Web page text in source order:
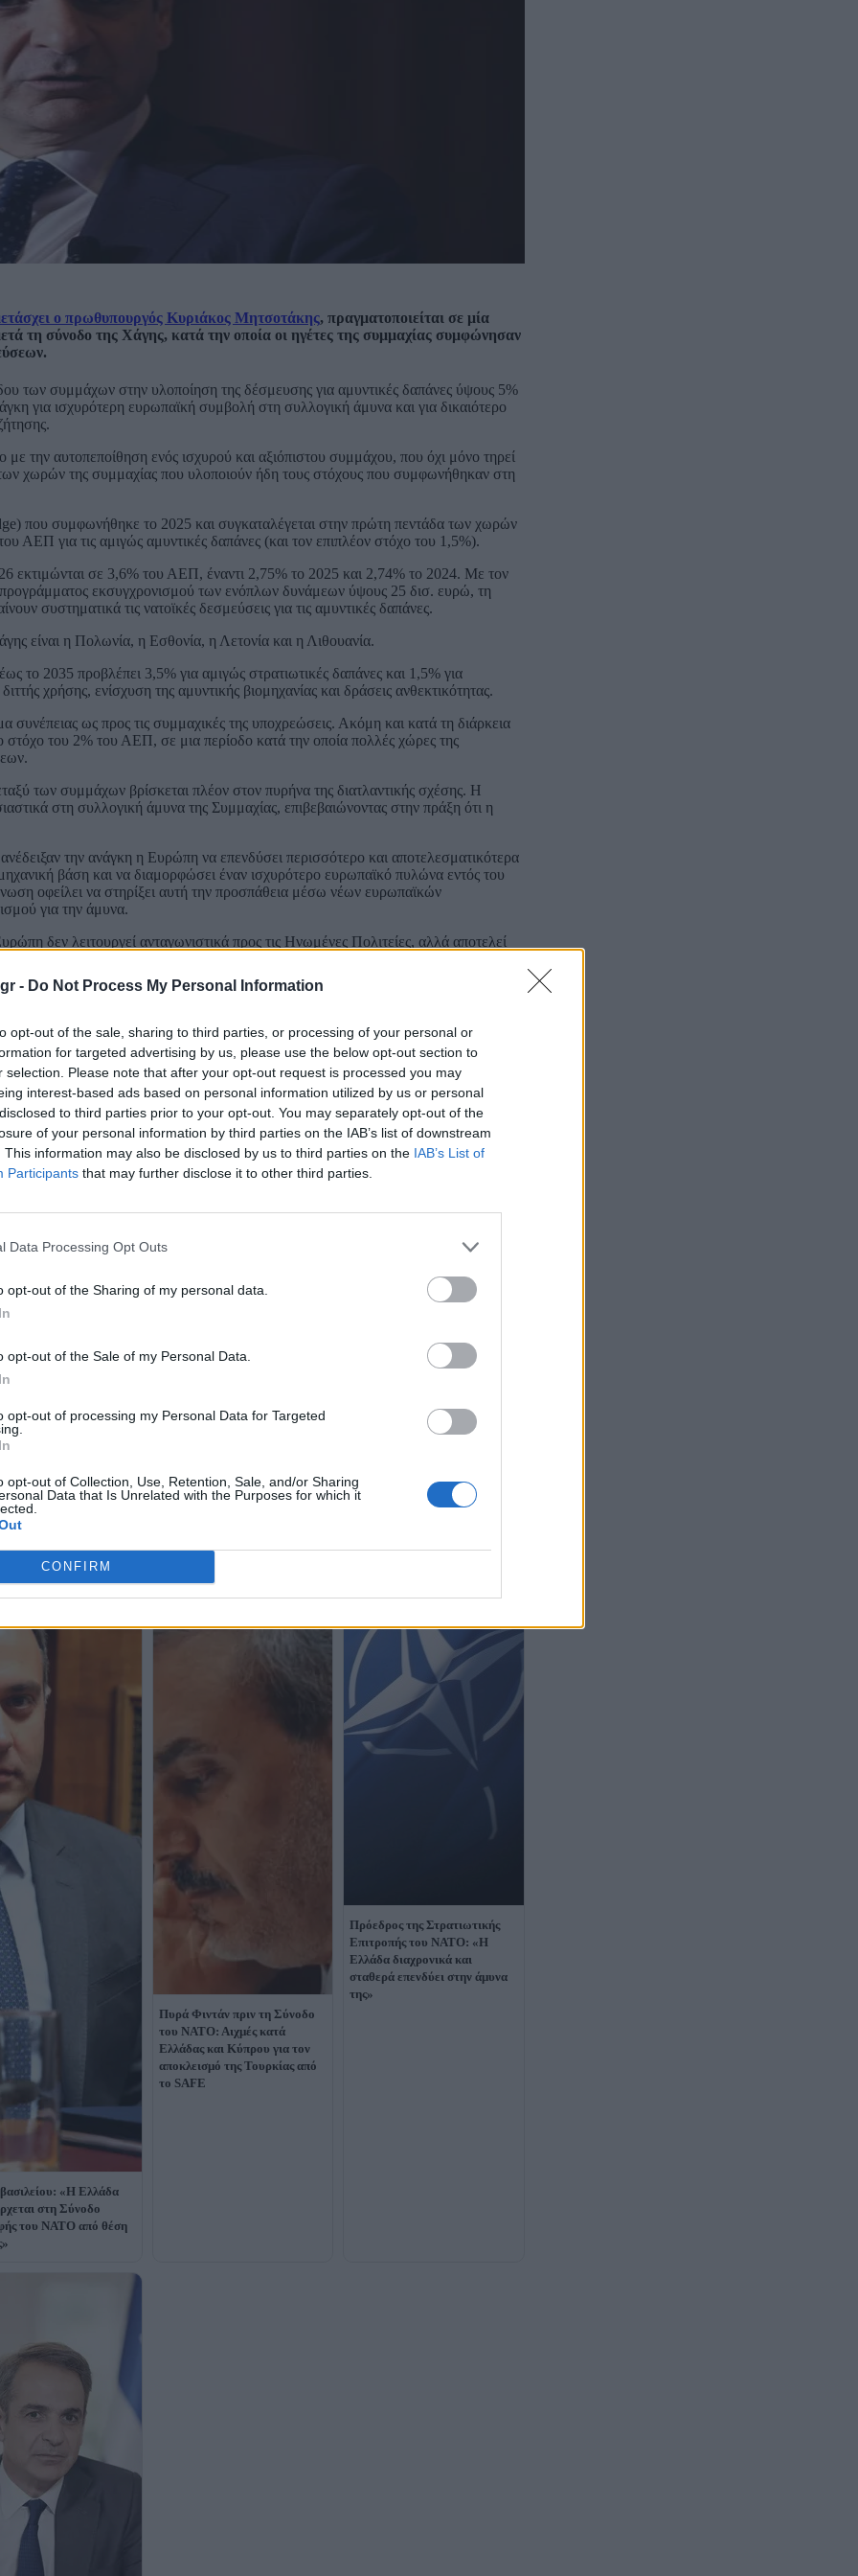
- Do Not Process My Personal Information
opt-out of the sale, sharing to third parties, or processing of your personal or
for targeted advertising by us, please use the below opt-out section to
selection. Please note that after your opt-out request is processed you may
interest-based ads based on personal information utilized by us or personal
to third parties prior to your opt-out. You may separately opt-out of the
of your personal information by third parties on the IAB’s list of downstream
This information may also be disclosed by us to third parties on the IAB’s List of
Participants that may further disclose it to other third parties.
Data Processing Opt Outs
opt-out of the Sharing of my personal data.
opt-out of the Sale of my Personal Data.
opt-out of processing my Personal Data for Targeted
opt-out of Collection, Use, Retention, Sale, and/or Sharing
Data that Is Unrelated with the Purposes for which it
CONFIRM
ο πρωθυπουργός Κυριάκος Μητσοτάκης, πραγματοποιείται σε μία
τη σύνοδο της Χάγης, κατά την οποία οι ηγέτες της συμμαχίας συμφώνησαν
των συμμάχων στην υλοποίηση της δέσμευσης για αμυντικές δαπάνες ύψους 5%
για ισχυρότερη ευρωπαϊκή συμβολή στη συλλογική άμυνα και για δικαιότερο
την αυτοπεποίθηση ενός ισχυρού και αξιόπιστου συμμάχου, που όχι μόνο τηρεί
χωρών της συμμαχίας που υλοποιούν ήδη τους στόχους που συμφωνήθηκαν στη
που συμφωνήθηκε το 2025 και συγκαταλέγεται στην πρώτη πεντάδα των χωρών
ΑΕΠ για τις αμιγώς αμυντικές δαπάνες (και τον επιπλέον στόχο του 1,5%).
εκτιμώνται σε 3,6% του ΑΕΠ, έναντι 2,75% το 2025 και 2,74% το 2024. Με τον
εκσυγχρονισμού των ενόπλων δυνάμεων ύψους 25 δισ. ευρώ, τη
συστηματικά τις νατοϊκές δεσμεύσεις για τις αμυντικές δαπάνες.
είναι η Πολωνία, η Εσθονία, η Λετονία και η Λιθουανία.
2035 προβλέπει 3,5% για αμιγώς στρατιωτικές δαπάνες και 1,5% για
χρήσης, ενίσχυση της αμυντικής βιομηχανίας και δράσεις ανθεκτικότητας.
συνέπειας ως προς τις συμμαχικές της υποχρεώσεις. Ακόμη και κατά τη διάρκεια
στόχο του 2% του ΑΕΠ, σε μια περίοδο κατά την οποία πολλές χώρες της
των συμμάχων βρίσκεται πλέον στον πυρήνα της διατλαντικής σχέσης. Η
στη συλλογική άμυνα της Συμμαχίας, επιβεβαιώνοντας στην πράξη ότι η
την ανάγκη η Ευρώπη να επενδύσει περισσότερο και αποτελεσματικότερα
βάση και να διαμορφώσει έναν ισχυρότερο ευρωπαϊκό πυλώνα εντός του
οφείλει να στηρίξει αυτή την προσπάθεια μέσω νέων ευρωπαϊκών
για την άμυνα.
δεν λειτουργεί ανταγωνιστικά προς τις Ηνωμένες Πολιτείες, αλλά αποτελεί
ισχυρότερο ΝΑΤΟ.
παραθέτει προς τιμήν των ηγετών του ΝΑΤΟ ο Πρόεδρος της Τουρκίας Ρετζέπ
ο πρόεδρος του ευρωπαϊκού συμβουλίου, η πρόεδρος της ευρωπαϊκής επιτροπής,
με τον Πρόεδρο της Τουρκίας στο περιθώριο της συνόδου.
«Η Ελλάδα
στη Σύνοδο
του ΝΑΤΟ από θέση
Πυρά Φιντάν πριν τη Σύνοδο
του ΝΑΤΟ: Αιχμές κατά
Ελλάδας και Κύπρου για τον
αποκλεισμό της Τουρκίας από
το SAFE
Πρόεδρος της Στρατιωτικής
Επιτροπής του ΝΑΤΟ: «Η
Ελλάδα διαχρονικά και
σταθερά επενδύει στην άμυνα
της»